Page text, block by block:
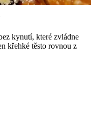
kynutí, které zvládne
křehké těsto rovnou z